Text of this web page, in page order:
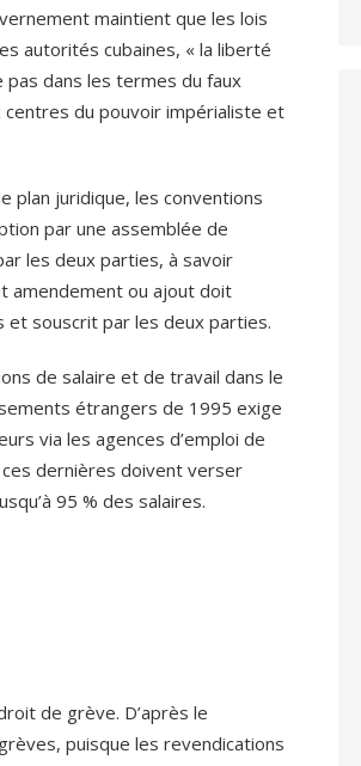
maintient que les lois
autorités cubaines, « la liberté
pas dans les termes du faux
centres du pouvoir impérialiste et
plan juridique, les conventions
par une assemblée de
les deux parties, à savoir
amendement ou ajout doit
et souscrit par les deux parties.
de salaire et de travail dans le
étrangers de 1995 exige
via les agences d’emploi de
dernières doivent verser
95 % des salaires.
de grève. D’après le
puisque les revendications